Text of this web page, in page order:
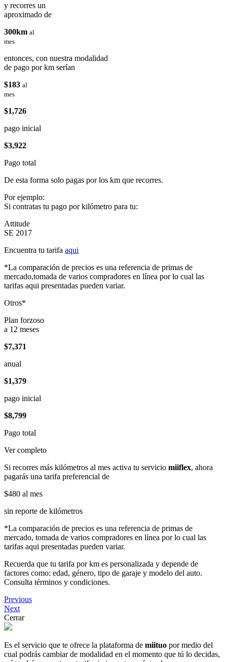
y recorres un
aproximado de
300km al
mes
entonces, con nuestra modalidad
de pago por km serían
$183 al
mes
$1,726
pago inicial
$3,922
Pago total
De esta forma solo pagas por los km que recorres.
Por ejemplo:
Si contratas tu pago por kilómetro para tu:
Attitude
SE 2017
Encuentra tu tarifa aqui
*La comparación de precios es una referencia de primas de
mercado,tomada de varios compradores en línea por lo cual las
tarifas aqui presentadas pueden variar.
Otros*
Plan forzoso
a 12 meses
$7,371
anual
$1,379
pago inicial
$8,799
Pago total
Ver completo
Si recorres más kilómetros al mes activa tu servicio miiflex, ahora
pagarás una tarifa preferencial de
$480 al mes
sin reporte de kilómetros
*La comparación de precios es una referencia de primas de
mercado, tomada de varios compradores en línea por lo cual las
tarifas aqui presentadas pueden variar.
Recuerda que tu tarifa por km es personalizada y depende de
factores como: edad, género, tipo de garaje y modelo del auto.
Consulta términos y condiciones.
Previous
Next
Cerrar
Es el servicio que te ofrece la plataforma de miituo por medio del
cual podrás cambiar de modalidad en el momento que tú lo decidas,